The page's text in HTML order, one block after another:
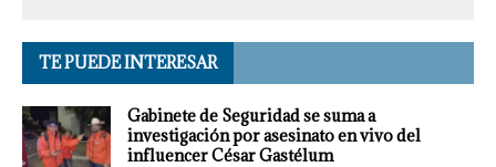
TE PUEDE INTERESAR
Gabinete de Seguridad se suma a
investigación por asesinato en vivo del
influencer César Gastélum